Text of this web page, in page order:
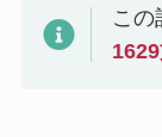
この
1629